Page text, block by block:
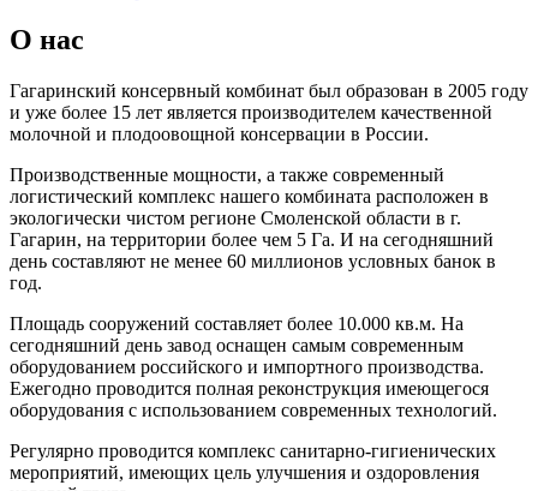
О нас
Гагаринский консервный комбинат был образован в 2005 году
и уже более 15 лет является производителем качественной
молочной и плодоовощной консервации в России.
Производственные мощности, а также современный
логистический комплекс нашего комбината расположен в
экологически чистом регионе Смоленской области в г.
Гагарин, на территории более чем 5 Га. И на сегодняшний
день составляют не менее 60 миллионов условных банок в
год.
Площадь сооружений составляет более 10.000 кв.м. На
сегодняшний день завод оснащен самым современным
оборудованием российского и импортного производства.
Ежегодно проводится полная реконструкция имеющегося
оборудования с использованием современных технологий.
Регулярно проводится комплекс санитарно-гигиенических
мероприятий, имеющих цель улучшения и оздоровления